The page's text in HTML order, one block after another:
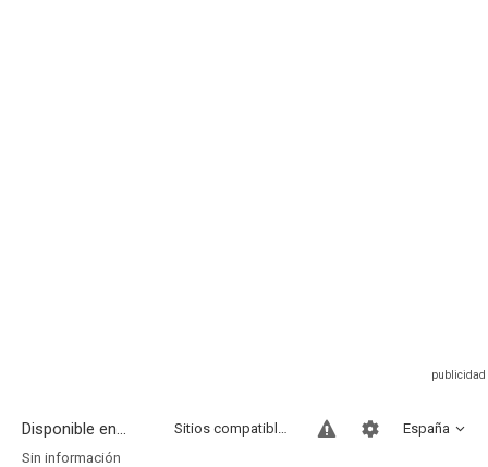
Disponible en... España
Sitios compatibles
Sin información